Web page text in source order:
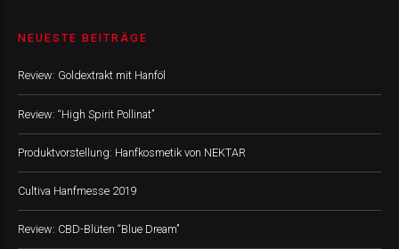
NEUESTE BEITRÄGE
Review: Goldextrakt mit Hanföl
Review: “High Spirit Pollinat”
Produktvorstellung: Hanfkosmetik von NEKTAR
Cultiva Hanfmesse 2019
Review: CBD-Blüten “Blue Dream”